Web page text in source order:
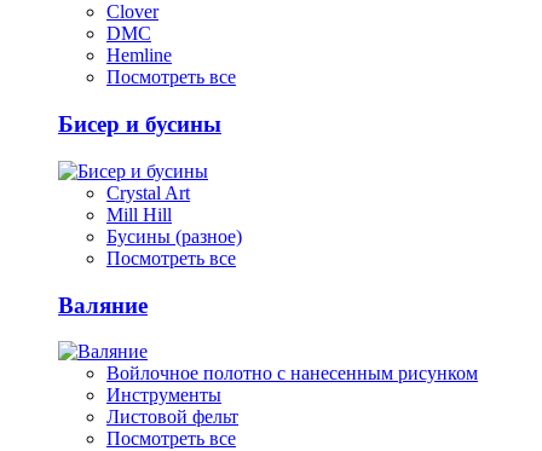
Clover
DMC
Hemline
Посмотреть все
Бисер и бусины
Crystal Art
Mill Hill
Бусины (разное)
Посмотреть все
Валяние
Войлочное полотно с нанесенным рисунком
Инструменты
Листовой фельт
Посмотреть все